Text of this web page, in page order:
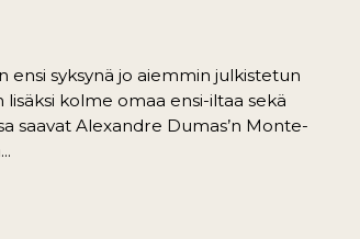
ensi syksynä jo aiemmin julkistetun
kolme omaa ensi-iltaa sekä
saavat Alexandre Dumas’n Monte-